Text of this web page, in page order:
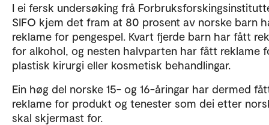
I ei fersk undersøking frå
SIFO kjem det fram at 80 prosent av norske barn
reklame for pengespel. Kvart fjerde barn har fått
for alkohol, og nesten halvparten har fått reklame
plastisk kirurgi eller kosmetisk behandlingar.
Ein høg del norske 15- og 16-åringar har dermed
reklame for produkt og tenester som dei etter
skal skjermast for.